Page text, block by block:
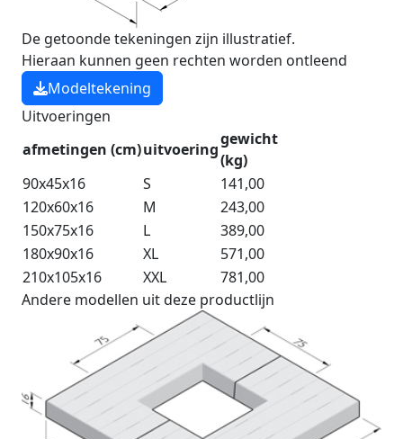
De getoonde tekeningen zijn illustratief.
Hieraan kunnen geen rechten worden ontleend
Modeltekening
Uitvoeringen
afmetingen (cm)uitvoering
gewicht
(kg)
90x45x16
S
141,00
120x60x16
M
243,00
150x75x16
L
389,00
180x90x16
XL
571,00
210x105x16
XXL
781,00
Andere modellen uit deze productlijn